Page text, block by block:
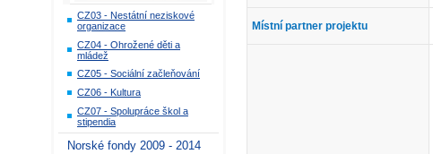
CZ03 - Nestátní neziskové
organizace
CZ04 - Ohrožené děti a
mládež
CZ05 - Sociální začleňování
CZ06 - Kultura
CZ07 - Spolupráce škol a
stipendia
Norské fondy 2009 - 2014
Místní partner projektu